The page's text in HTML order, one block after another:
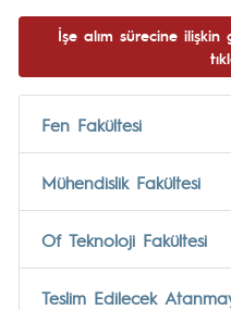
İşe alım sürecine
Fen Fakültesi
Mühendislik Fakültesi
Of Teknoloji Fakültesi
Teslim Edilecek